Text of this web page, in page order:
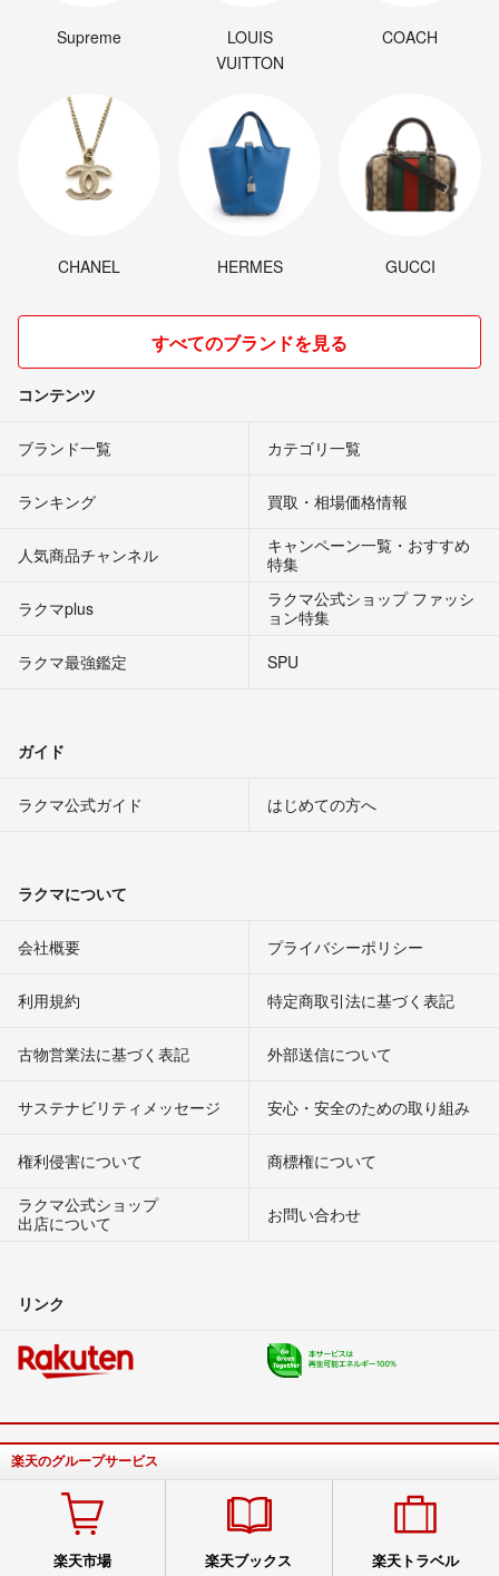
Supreme
LOUIS
VUITTON
COACH
CHANEL HERMES GUCCI
すべてのブランドを見る
コンテンツ
ブランド一覧 カテゴリ一覧
ランキング 買取・相場価格情報
人気商品チャンネル
キャンペーン一覧・おすすめ
特集
ラクマplus
ラクマ公式ショップ ファッシ
ョン特集
ラクマ最強鑑定
SPU
ガイド
ラクマ公式ガイド はじめての方へ
ラクマについて
会社概要 プライバシーポリシー
利用規約 特定商取引法に基づく表記
古物営業法に基づく表記 外部送信について
サステナビリティメッセージ 安心・安全のための取り組み
権利侵害について
商標権について
ラクマ公式ショップ
出店について
お問い合わせ
リンク
楽天のグループサービス
楽天市場 楽天ブックス 楽天トラベル